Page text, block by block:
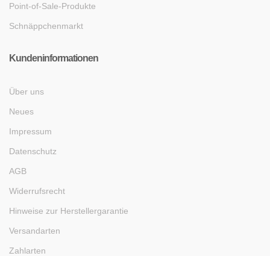
Point-of-Sale-Produkte
Schnäppchenmarkt
Kundeninformationen
Über uns
Neues
Impressum
Datenschutz
AGB
Widerrufsrecht
Hinweise zur Herstellergarantie
Versandarten
Zahlarten